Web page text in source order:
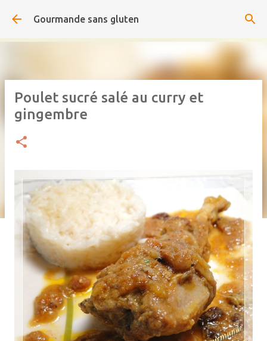
Accéder au contenu principal
Gourmande sans gluten
Poulet sucré salé au curry et
gingembre